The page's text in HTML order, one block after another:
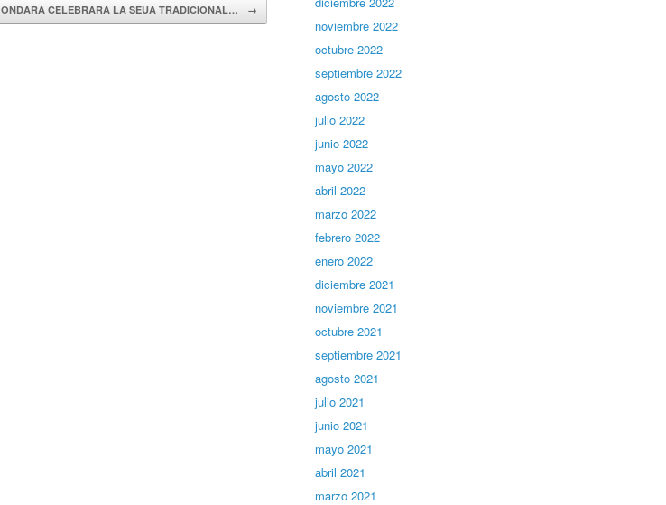
ONDARA CELEBRARÀ LA SEUA TRADICIONAL… →
noviembre 2022
octubre 2022
septiembre 2022
agosto 2022
julio 2022
junio 2022
mayo 2022
abril 2022
marzo 2022
febrero 2022
enero 2022
diciembre 2021
noviembre 2021
octubre 2021
septiembre 2021
agosto 2021
julio 2021
junio 2021
mayo 2021
abril 2021
marzo 2021